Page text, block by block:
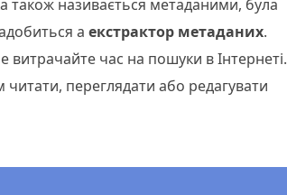
також називається метаданими, була
a екстрактор метаданих.
витрачайте час на пошуки в Інтернеті.
переглядати або редагувати